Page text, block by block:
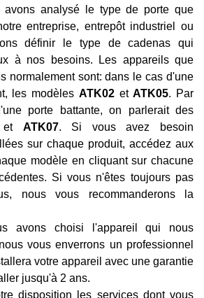
analysé le type de porte que
entreprise, entrepôt industriel ou
définir le type de cadenas qui
à nos besoins. Les appareils que
normalement sont: dans le cas d'une
les modèles ATK02etATK05. Par
porte battante, on parlerait des
ATK07. Si vous avez besoin
sur chaque produit, accédez aux
modèle en cliquant sur chacune
Si vous n'êtes toujours pas
nous vous recommanderons la
avons choisi l'appareil qui nous
vous enverrons un professionnel
votre appareil avec une garantie
jusqu'à 2 ans.
disposition les services dont vous